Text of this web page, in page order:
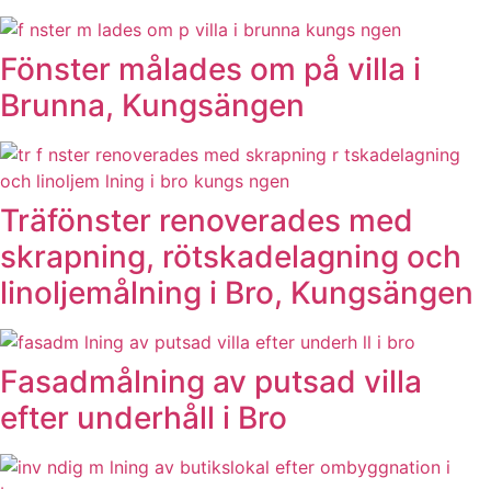
Fönster målades om på villa i
Brunna, Kungsängen
Träfönster renoverades med
skrapning, rötskadelagning och
linoljemålning i Bro, Kungsängen
Fasadmålning av putsad villa
efter underhåll i Bro